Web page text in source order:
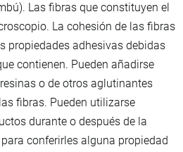
Las fibras que constituyen el
La cohesión de las fibras
propiedades adhesivas debidas
contienen. Pueden añadirse
o de otros aglutinantes
fibras. Pueden utilizarse
durante o después de la
conferirles alguna propiedad